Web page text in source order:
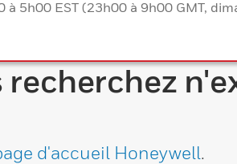
5h00 EST (23h00 à 9h00 GMT,
recherchez
d'accueil Honeywell.